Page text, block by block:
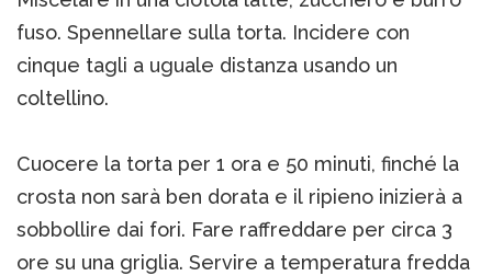
fuso. Spennellare sulla torta. Incidere con
cinque tagli a uguale distanza usando un
coltellino.
Cuocere la torta per 1 ora e 50 minuti, finché la
crosta non sarà ben dorata e il ripieno inizierà a
sobbollire dai fori. Fare raffreddare per circa 3
ore su una griglia. Servire a temperatura fredda